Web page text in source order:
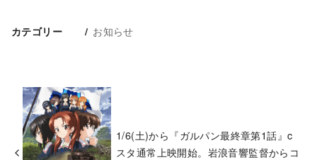
カテゴリー お知らせ
1/6(土)から『ガルパン最終章第1話』c
スタ通常上映開始。岩浪音響監督からコ